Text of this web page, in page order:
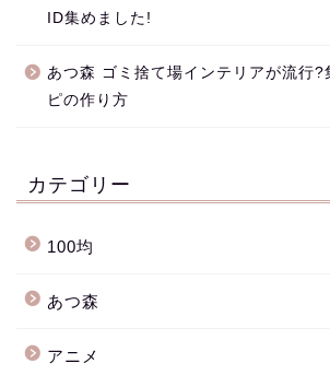
ID集めました!
あつ森 ゴミ捨て場インテリアが流行?
ピの作り方
カテゴリー
100均
あつ森
アニメ